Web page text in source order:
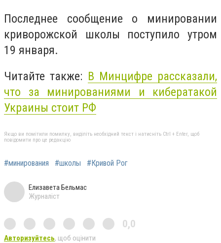
Последнее сообщение о минировании
криворожской школы поступило утром
19 января.
Читайте также: В Минцифре рассказали,
что за минированиями и кибератакой
Украины стоит РФ
Якщо ви помітили помилку, виділіть необхідний текст і натисніть Ctrl + Enter, щоб
повідомити про це редакцію
#минирования #школы #Кривой Рог
Елизавета Бельмас
Журналіст
0,0
Авторизуйтесь, щоб оцінити